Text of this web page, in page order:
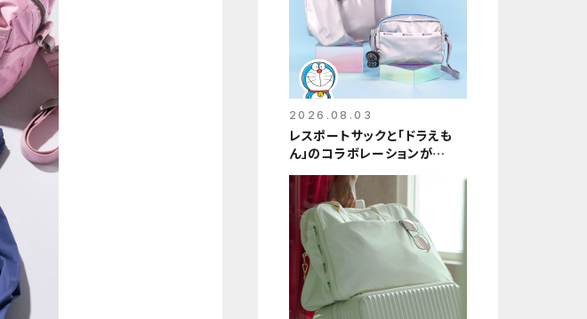
2026.08.03
レスポートサックと「ドラえも
ん」のコラボレーションが
8/5(水)に発売